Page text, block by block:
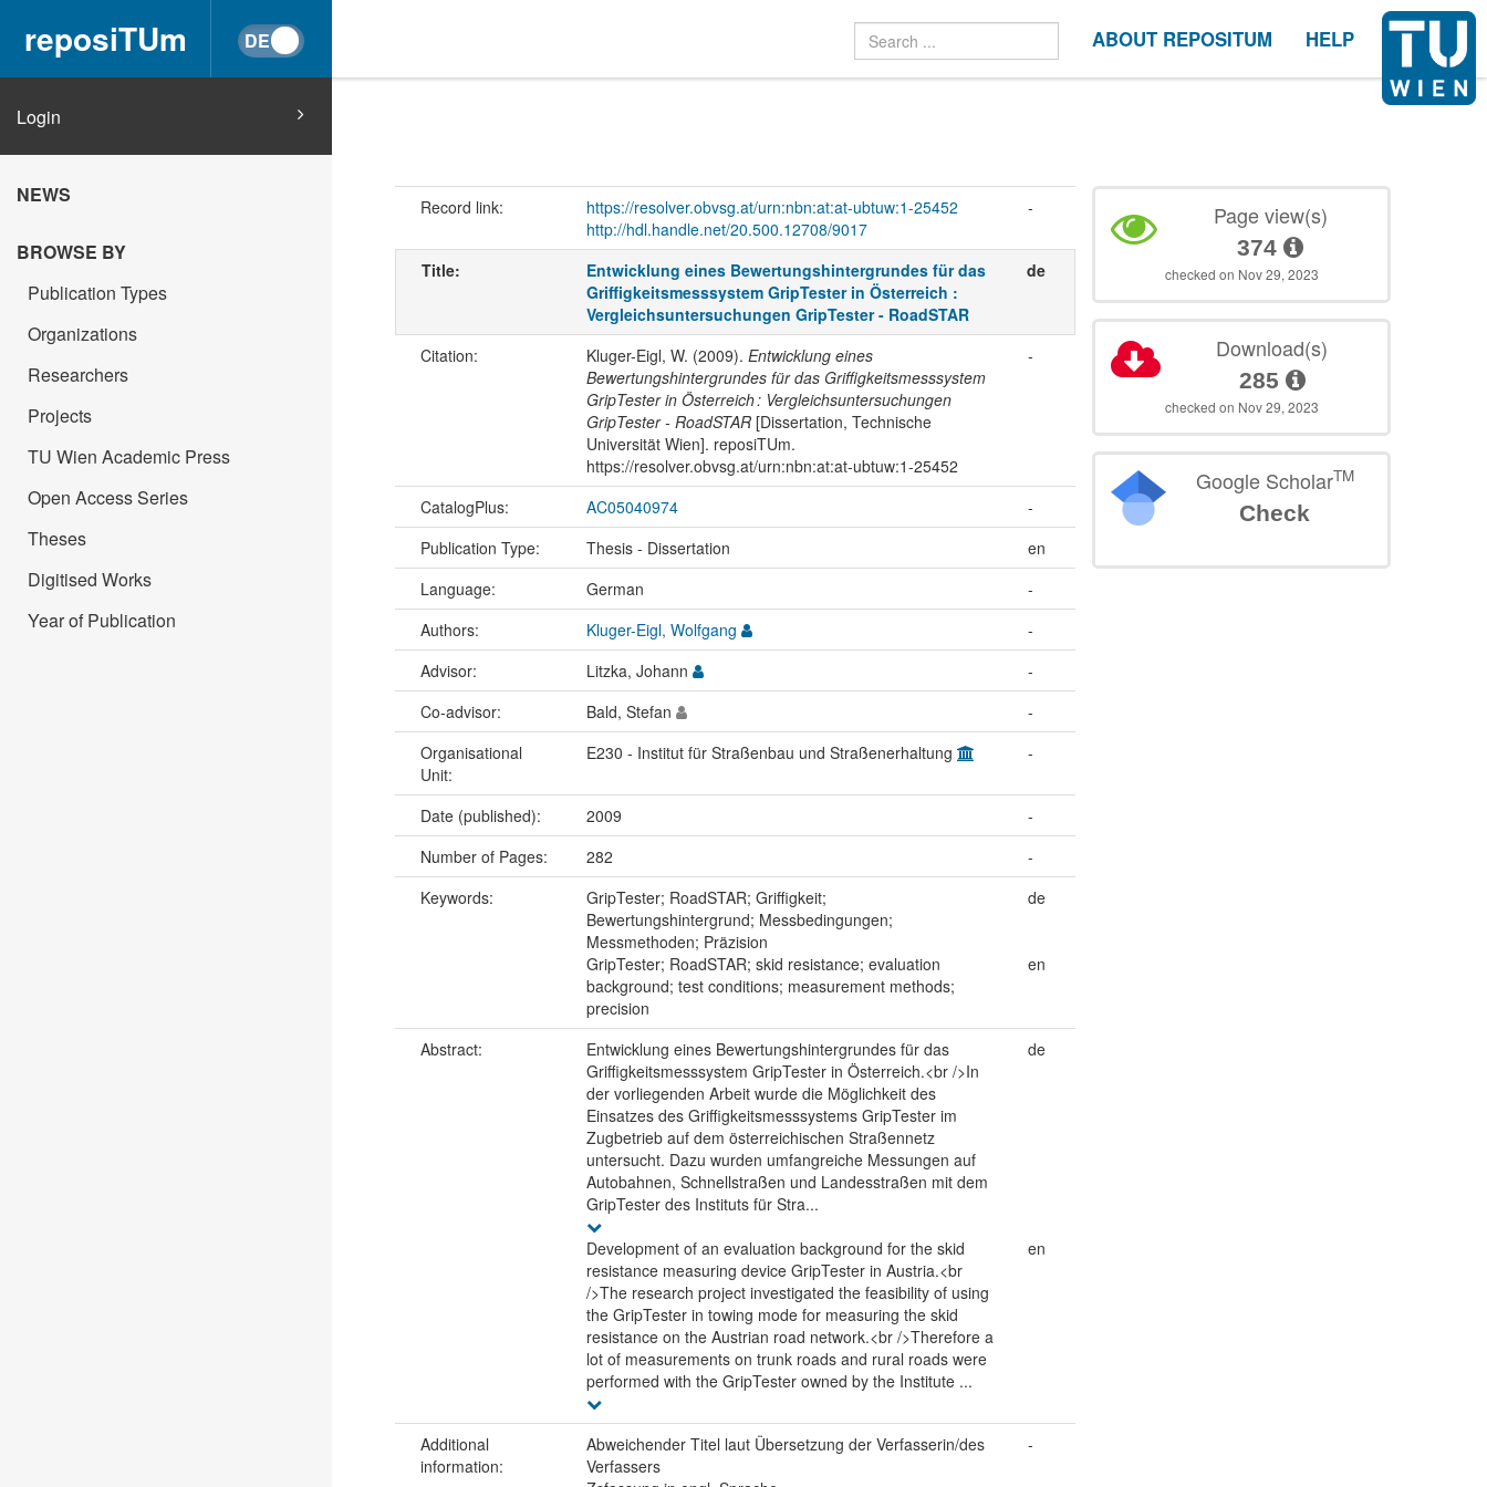
reposiTUm ABOUT REPOSITUM HELP
Login
NEWS
BROWSE BY
Publication Types
Organizations
Researchers
Projects
TU Wien Academic Press
Open Access Series
Theses
Digitised Works
Year of Publication
Record link:
https://resolver.obvsg.at/urn:nbn:at:at-ubtuw:1-25452
http://hdl.handle.net/20.500.12708/9017
-
Title:
Entwicklung eines Bewertungshintergrundes für das
Griffigkeitsmesssystem GripTester in Österreich :
Vergleichsuntersuchungen GripTester - RoadSTAR
de
Citation: Kluger-Eigl, W. (2009). Entwicklung eines
Bewertungshintergrundes für das Griffigkeitsmesssystem
GripTester in Österreich : Vergleichsuntersuchungen
GripTester - RoadSTAR[Dissertation, Technische
Universität Wien]. reposiTUm.
https://resolver.obvsg.at/urn:nbn:at:at-ubtuw:1-25452
-
CatalogPlus: AC05040974
-
Publication Type:
Thesis - Dissertation
en
Language:
German
-
Authors:
Kluger-Eigl, Wolfgang
-
Advisor:
Litzka, Johann
-
Co-advisor:
Bald, Stefan
-
Organisational
Unit:
E230 - Institut für Straßenbau und Straßenerhaltung -
Date (published): 2009
-
Number of Pages:
282
-
Keywords:
GripTester; RoadSTAR; Griffigkeit;
Bewertungshintergrund; Messbedingungen;
Messmethoden; Präzision
de
GripTester; RoadSTAR; skid resistance; evaluation
background; test conditions; measurement methods;
precision
en
Abstract:
Entwicklung eines Bewertungshintergrundes für das
Griffigkeitsmesssystem GripTester in Österreich.<br />In
der vorliegenden Arbeit wurde die Möglichkeit des
Einsatzes des Griffigkeitsmesssystems GripTester im
Zugbetrieb auf dem österreichischen Straßennetz
untersucht. Dazu wurden umfangreiche Messungen auf
Autobahnen, Schnellstraßen und Landesstraßen mit dem
GripTester des Instituts für Stra...
de
Development of an evaluation background for the skid
resistance measuring device GripTester in Austria.<br
/>The research project investigated the feasibility of using
the GripTester in towing mode for measuring the skid
resistance on the Austrian road network.<br />Therefore a
lot of measurements on trunk roads and rural roads were
performed with the GripTester owned by the Institute ...
en
Additional
information:
Abweichender Titel laut Übersetzung der Verfasserin/des
Verfassers
-
Page view(s)
374
checked on Nov 29, 2023
Download(s)
285
checked on Nov 29, 2023
Google ScholarTM
Check